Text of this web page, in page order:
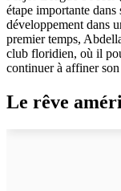
étape importante
développement dans
premier temps,
club floridien, où il
continuer à affiner
Le rêve